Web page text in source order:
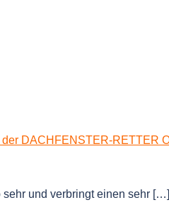
und verbringt einen sehr […]